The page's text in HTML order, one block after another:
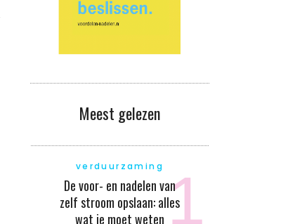
Meest gelezen
verduurzaming
De voor- en nadelen van
zelf stroom opslaan: alles
wat je moet weten